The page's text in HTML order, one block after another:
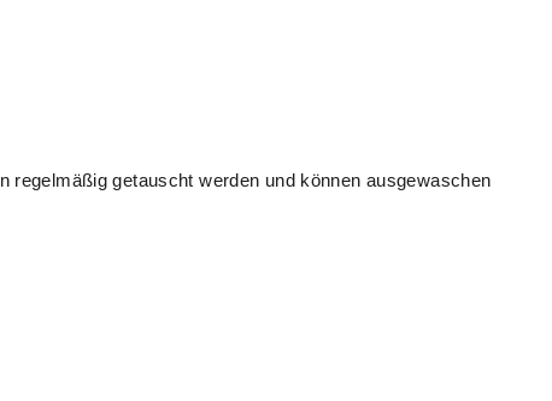
regelmäßig getauscht werden und können ausgewaschen